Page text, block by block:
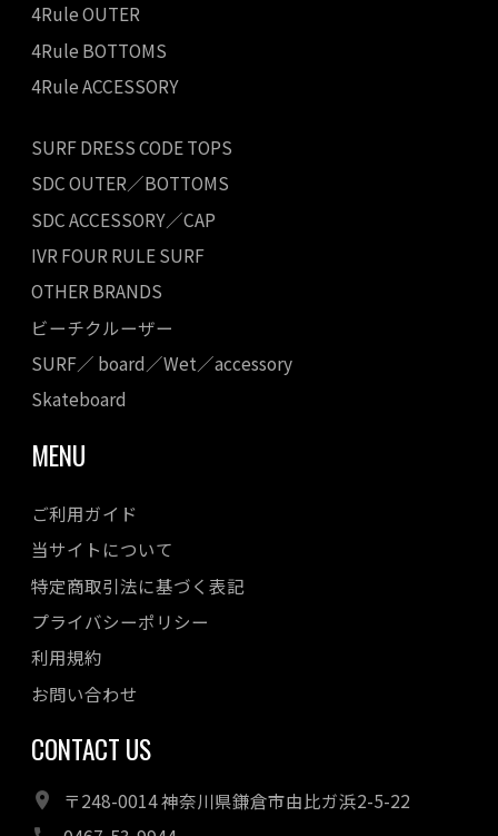
4Rule OUTER
4Rule BOTTOMS
4Rule ACCESSORY
SURF DRESS CODE TOPS
SDC OUTER／BOTTOMS
SDC ACCESSORY／CAP
IVR FOUR RULE SURF
OTHER BRANDS
ビーチクルーザー
SURF／ board／Wet／accessory
Skateboard
MENU
ご利用ガイド
当サイトについて
特定商取引法に基づく表記
プライバシーポリシー
利用規約
お問い合わせ
CONTACT US
〒248-0014 神奈川県鎌倉市由比ガ浜2-5-22